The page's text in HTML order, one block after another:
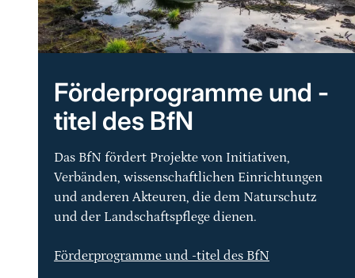
Förderprogramme und -
titel des BfN
Das BfN fördert Projekte von Initiativen,
Verbänden, wissenschaftlichen Einrichtungen
und anderen Akteuren, die dem Naturschutz
und der Landschaftspflege dienen.
Förderprogramme und -titel des BfN